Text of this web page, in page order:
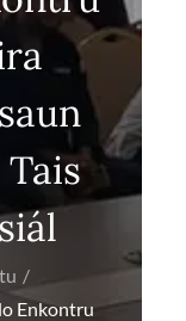
Enkontru